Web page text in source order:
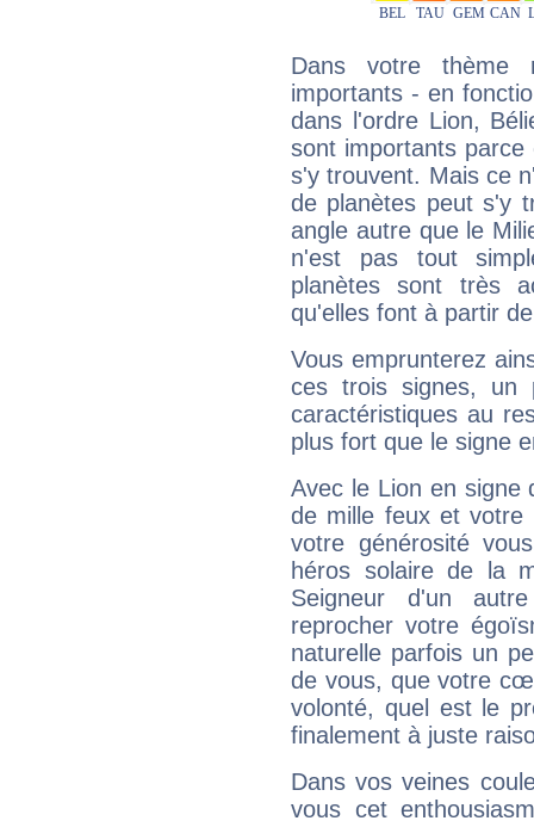
Dans votre thème
importants - en
dans l'ordre Lion,
sont importants parce
s'y trouvent. Mais ce
de planètes peut s'y
angle autre que le
n'est pas tout
planètes sont très
qu'elles font à partir
Vous emprunterez
ces trois signes, un
caractéristiques au
plus fort que le signe
Avec le Lion en signe
de mille feux et votre
votre générosité
héros solaire de la
Seigneur d'un
reprocher votre
naturelle parfois un
de vous, que votre
volonté, quel est le
finalement à juste
Dans vos veines
vous cet